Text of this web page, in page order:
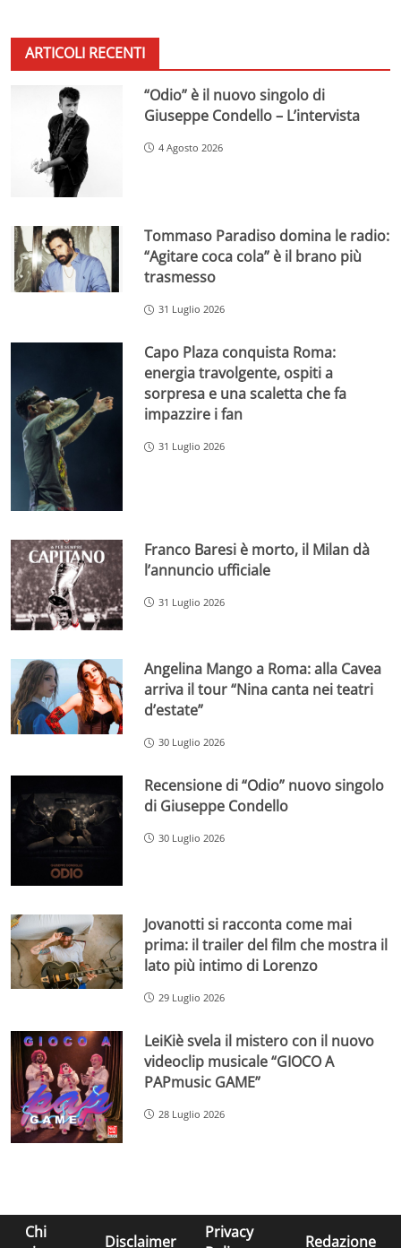
ARTICOLI RECENTI
“Odio” è il nuovo singolo di
Giuseppe Condello – L’intervista
4 Agosto 2026
Tommaso Paradiso domina le radio:
“Agitare coca cola” è il brano più
trasmesso
31 Luglio 2026
Capo Plaza conquista Roma:
energia travolgente, ospiti a
sorpresa e una scaletta che fa
impazzire i fan
31 Luglio 2026
Franco Baresi è morto, il Milan dà
l’annuncio ufficiale
31 Luglio 2026
Angelina Mango a Roma: alla Cavea
arriva il tour “Nina canta nei teatri
d’estate”
30 Luglio 2026
Recensione di “Odio” nuovo singolo
di Giuseppe Condello
30 Luglio 2026
Jovanotti si racconta come mai
prima: il trailer del film che mostra il
lato più intimo di Lorenzo
29 Luglio 2026
LeiKiè svela il mistero con il nuovo
videoclip musicale “GIOCO A
PAPmusic GAME”
28 Luglio 2026
Chi
Disclaimer
Privacy
Redazione